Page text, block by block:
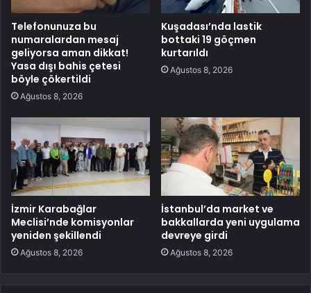
Telefonunuza bu
numaralardan mesaj
geliyorsa aman dikkat!
Yasa dışı bahis çetesi
böyle çökertildi
Ağustos 8, 2026
Kuşadası’nda lastik
bottaki 19 göçmen
kurtarıldı
Ağustos 8, 2026
İzmir Karabağlar
Meclisi’nde komisyonlar
yeniden şekillendi
Ağustos 8, 2026
İstanbul’da market ve
bakkallarda yeni uygulama
devreye girdi
Ağustos 8, 2026